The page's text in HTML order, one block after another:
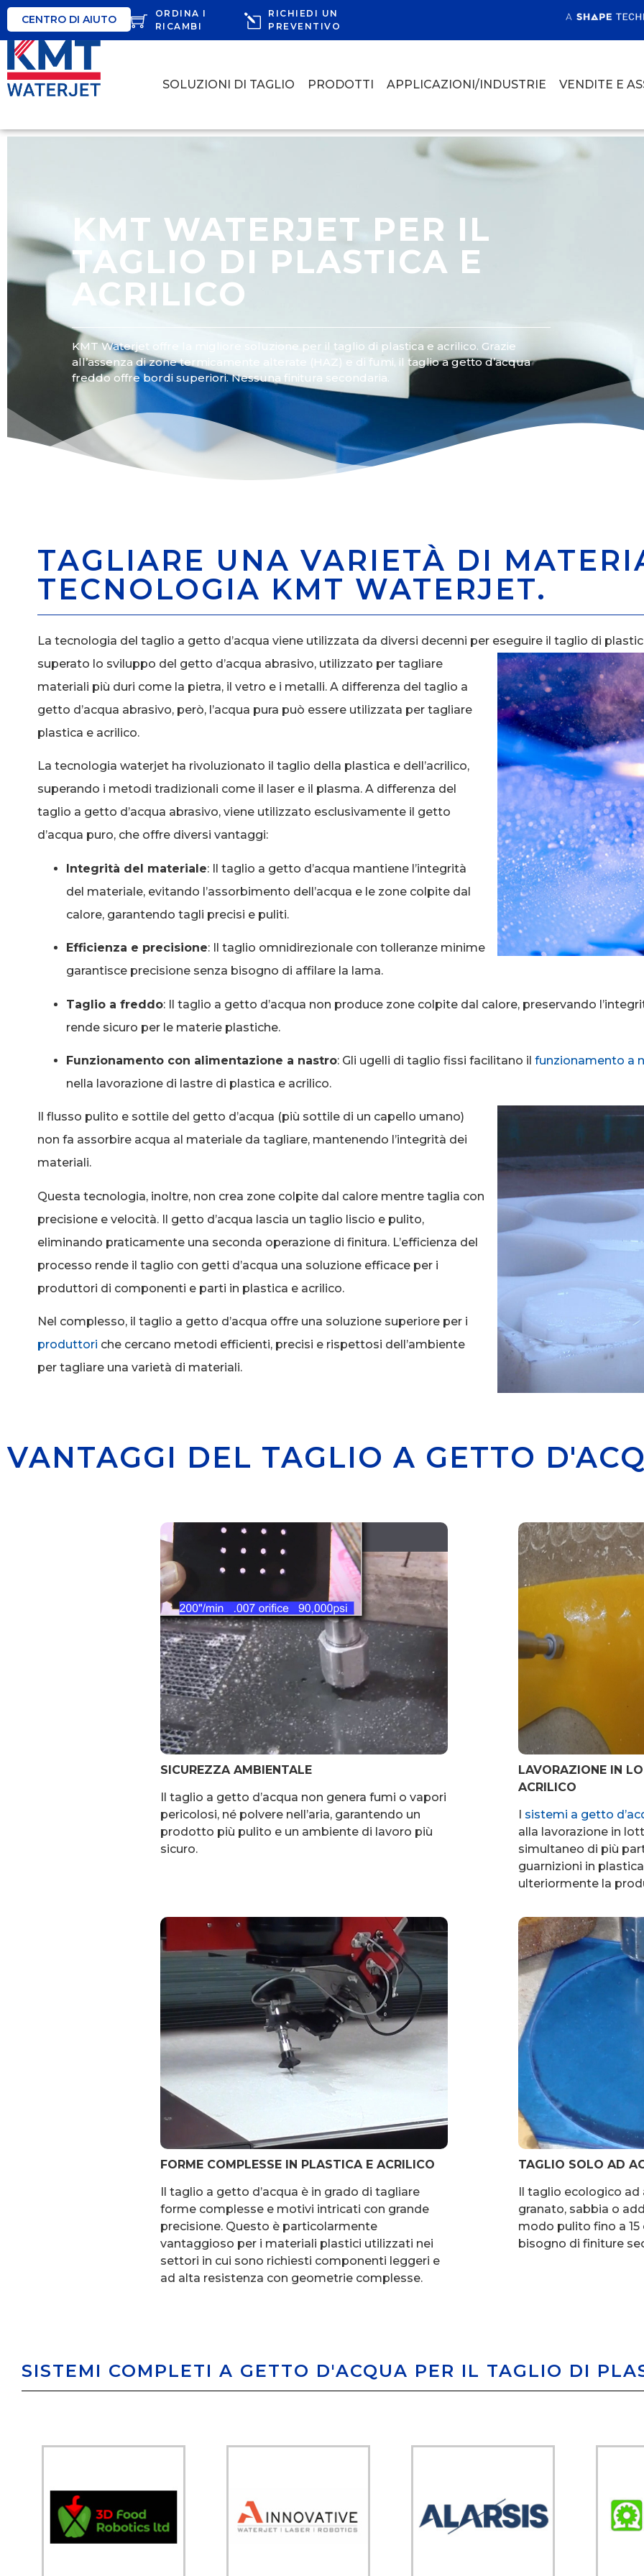
CENTRO DI AIUTO
ORDINA I
RICAMBI
RICHIEDI UN
PREVENTIVO
SOLUZIONI DI TAGLIO PRODOTTI APPLICAZIONI/INDUSTRIE VENDITE E
KMT WATERJET PER IL
TAGLIO DI PLASTICA E
ACRILICO
KMT Waterjet offre la migliore soluzione per il taglio di plastica e acrilico. Grazie
all’assenza di zone termicamente alterate (HAZ) e di fumi, il taglio a getto d’acqua
freddo offre bordi superiori. Nessuna finitura secondaria.
TAGLIARE UNA VARIETÀ DI
TECNOLOGIA KMT WATERJET.
La tecnologia del taglio a getto d’acqua viene utilizzata da diversi decenni per eseguire il taglio di
superato lo sviluppo del getto d’acqua abrasivo, utilizzato per tagliare
materiali più duri come la pietra, il vetro e i metalli. A differenza del taglio a
getto d’acqua abrasivo, però, l’acqua pura può essere utilizzata per tagliare
plastica e acrilico.
La tecnologia waterjet ha rivoluzionato il taglio della plastica e dell’acrilico,
superando i metodi tradizionali come il laser e il plasma. A differenza del
taglio a getto d’acqua abrasivo, viene utilizzato esclusivamente il getto
d’acqua puro, che offre diversi vantaggi:
Integrità del materiale: Il taglio a getto d’acqua mantiene l’integrità
del materiale, evitando l’assorbimento dell’acqua e le zone colpite dal
calore, garantendo tagli precisi e puliti.
Efficienza e precisione: Il taglio omnidirezionale con tolleranze minime
garantisce precisione senza bisogno di affilare la lama.
Taglio a freddo: Il taglio a getto d’acqua non produce zone colpite dal calore, preservando
rende sicuro per le materie plastiche.
Funzionamento con alimentazione a nastro: Gli ugelli di taglio fissi facilitano il funzionamento a
nella lavorazione di lastre di plastica e acrilico.
Il flusso pulito e sottile del getto d’acqua (più sottile di un capello umano)
non fa assorbire acqua al materiale da tagliare, mantenendo l’integrità dei
materiali.
Questa tecnologia, inoltre, non crea zone colpite dal calore mentre taglia con
precisione e velocità. Il getto d’acqua lascia un taglio liscio e pulito,
eliminando praticamente una seconda operazione di finitura. L’efficienza del
processo rende il taglio con getti d’acqua una soluzione efficace per i
produttori di componenti e parti in plastica e acrilico.
Nel complesso, il taglio a getto d’acqua offre una soluzione superiore per i
produttori che cercano metodi efficienti, precisi e rispettosi dell’ambiente
per tagliare una varietà di materiali.
VANTAGGI DEL TAGLIO A GETTO
SICUREZZA AMBIENTALE
Il taglio a getto d’acqua non genera fumi o vapori
pericolosi, né polvere nell’aria, garantendo un
prodotto più pulito e un ambiente di lavoro più
sicuro.
LAVORAZIONE IN
ACRILICO
I sistemi a getto
alla lavorazione in
simultaneo di più
guarnizioni in
ulteriormente la
FORME COMPLESSE IN PLASTICA E ACRILICO
Il taglio a getto d’acqua è in grado di tagliare
forme complesse e motivi intricati con grande
precisione. Questo è particolarmente
vantaggioso per i materiali plastici utilizzati nei
settori in cui sono richiesti componenti leggeri e
ad alta resistenza con geometrie complesse.
TAGLIO SOLO AD
Il taglio ecologico ad
granato, sabbia o
modo pulito fino a
bisogno di finiture
SISTEMI COMPLETI A GETTO D'ACQUA PER IL TAGLIO DI